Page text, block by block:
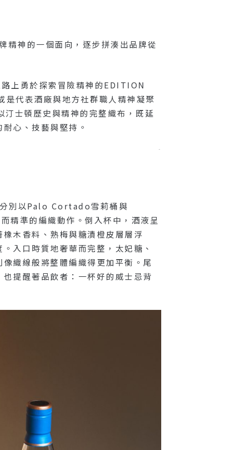
精神的一個面向，逐步拼湊出品牌從
上勇於探索冒險精神的EDITION
代表酒廠與地方社群職人精神凝聚
士頓歷史與精神的完整織布，既延
心、技藝與堅持。
–
別以Palo Cortado雪莉桶與
精準的編織動作。倒入杯中，酒液呈
木香料、熟梅與糖漬橙皮層層浮
入口時質地奢華而完整，太妃糖、
織線般將整體編織得更加平衡。尾
提醒著品飲者：一杯好的威士忌背